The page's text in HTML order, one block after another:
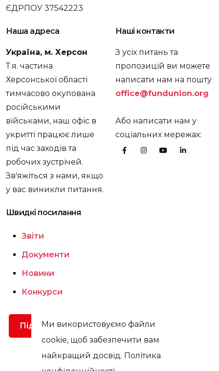
Ми використовуємо файли
cookie, щоб забезпечити вам
найкращий досвід. Політика
ЄДРПОУ 37542223
Наша адреса
Україна, м. Херсон
Т.я. частина
Херсонської області
тимчасово окупована
російськими
військами, наш офіс в
укритті працює лише
під час заходів та
робочих зустрічей.
Зв'яжіться з нами, якщо
у вас виникли питання.
Наші контакти
З усіх питань та
пропозицій ви можете
написати нам на пошту
office@fundunion.org
Або написати нам у
соціальних мережах:
Швидкі посилання
Звіти
Документи
Новини
Конкурси
Підтримати